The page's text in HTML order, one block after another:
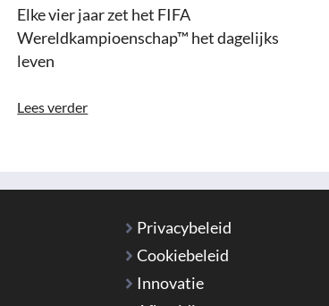
Elke vier jaar zet het FIFA
Wereldkampioenschap™ het dagelijks
leven
Lees verder
Privacybeleid
Cookiebeleid
Innovatie